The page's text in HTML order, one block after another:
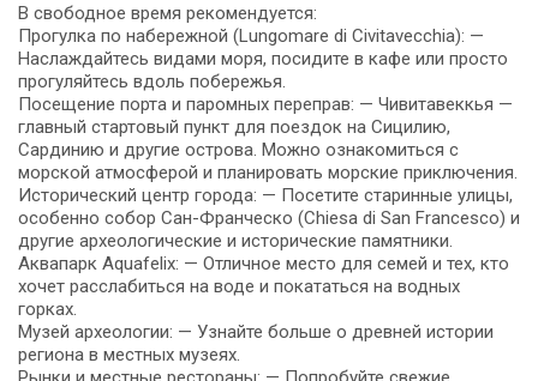
В свободное время рекомендуется:
Прогулка по набережной (Lungomare di Civitavecchia): —
Наслаждайтесь видами моря, посидите в кафе или просто
прогуляйтесь вдоль побережья.
Посещение порта и паромных переправ: — Чивитавеккья —
главный стартовый пункт для поездок на Сицилию,
Сардинию и другие острова. Можно ознакомиться с
морской атмосферой и планировать морские приключения.
Исторический центр города: — Посетите старинные улицы,
особенно собор Сан-Франческо (Chiesa di San Francesco) и
другие археологические и исторические памятники.
Аквапарк Aquafelix: — Отличное место для семей и тех, кто
хочет расслабиться на воде и покататься на водных
горках.
Музей археологии: — Узнайте больше о древней истории
региона в местных музеях.